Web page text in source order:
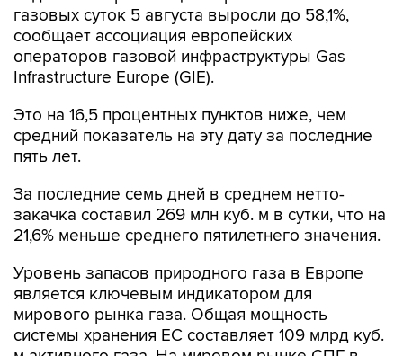
газовых суток 5 августа выросли до 58,1%,
сообщает ассоциация европейских
операторов газовой инфраструктуры Gas
Infrastructure Europe (GIE).
Это на 16,5 процентных пунктов ниже, чем
средний показатель на эту дату за последние
пять лет.
За последние семь дней в среднем нетто-
закачка составил 269 млн куб. м в сутки, что на
21,6% меньше среднего пятилетнего значения.
Уровень запасов природного газа в Европе
является ключевым индикатором для
мирового рынка газа. Общая мощность
системы хранения ЕС составляет 109 млрд куб.